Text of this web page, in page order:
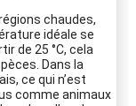
chaudes,
idéale se
de 25 °C, cela
Dans la
ce qui n’est
comme animaux